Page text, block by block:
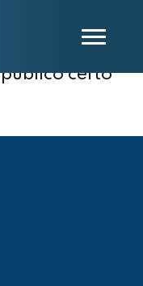
certo